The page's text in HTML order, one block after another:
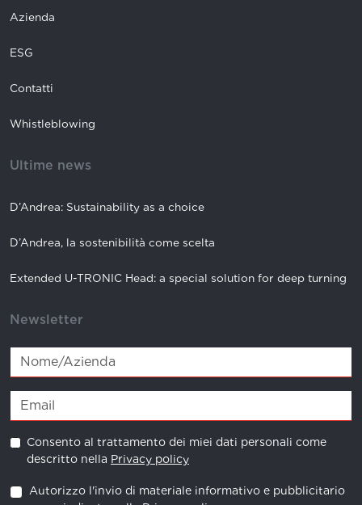
Azienda
ESG
Contatti
Whistleblowing
Ultime news
D’Andrea: Sustainability as a choice
D’Andrea, la sostenibilità come scelta
Extended U-TRONIC Head: a special solution for deep turning
Newsletter
Consento al trattamento dei miei dati personali come
descritto nella Privacy policy
Autorizzo l'invio di materiale informativo e pubblicitario